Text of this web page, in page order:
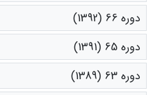
دوره 66 (1392)
دوره 65 (1391)
دوره 63 (1389)